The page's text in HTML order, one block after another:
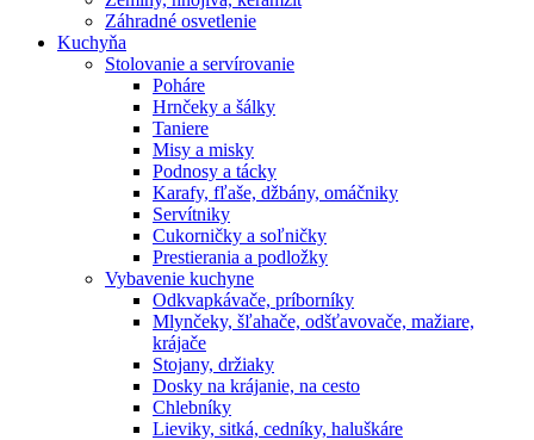
Záhradné osvetlenie
Kuchyňa
Stolovanie a servírovanie
Poháre
Hrnčeky a šálky
Taniere
Misy a misky
Podnosy a tácky
Karafy, fľaše, džbány, omáčniky
Servítniky
Cukorničky a soľničky
Prestierania a podložky
Vybavenie kuchyne
Odkvapkávače, príborníky
Mlynčeky, šľahače, odšťavovače, mažiare,
krájače
Stojany, držiaky
Dosky na krájanie, na cesto
Chlebníky
Lieviky, sitká, cedníky, haluškáre